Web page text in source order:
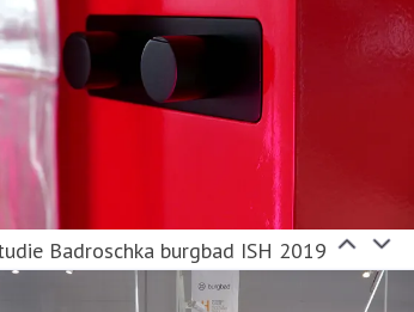
Badroschka burgbad ISH 2019